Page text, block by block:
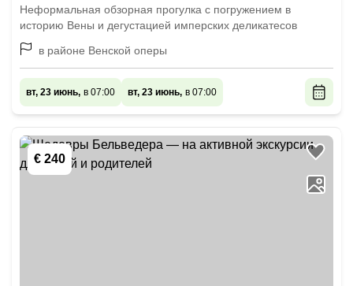
Неформальная обзорная прогулка с погружением в
историю Вены и дегустацией имперских деликатесов
в районе Венской оперы
вт, 23 июнь, в 07:00 вт, 23 июнь, в 07:00
€ 240